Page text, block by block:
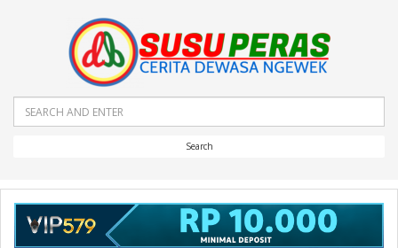
Search